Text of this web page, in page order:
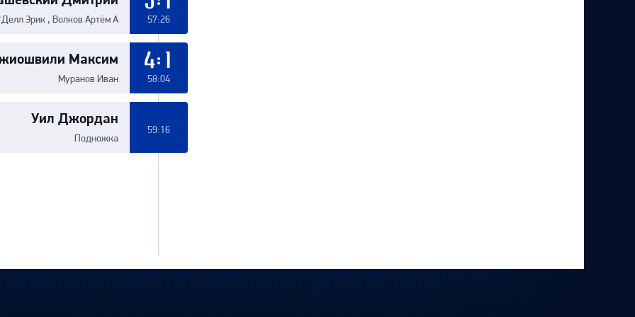
Эрик , Волков Артём А
3:1
57:26
Максим
Муранов Иван
4:1
58:04
Уил Джордан
Подножка
59:16